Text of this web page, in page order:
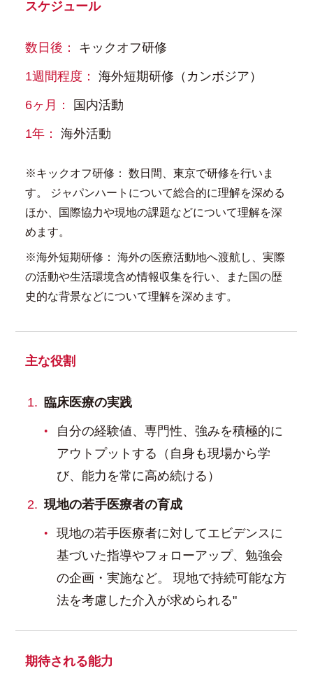
スケジュール
数日後： キックオフ研修
1週間程度： 海外短期研修（カンボジア）
6ヶ月： 国内活動
1年： 海外活動
※キックオフ研修： 数日間、東京で研修を行いま
す。 ジャパンハートについて総合的に理解を深める
ほか、国際協力や現地の課題などについて理解を深
めます。
※海外短期研修： 海外の医療活動地へ渡航し、実際
の活動や生活環境含め情報収集を行い、また国の歴
史的な背景などについて理解を深めます。
主な役割
臨床医療の実践
自分の経験値、専門性、強みを積極的に
アウトプットする（自身も現場から学
び、能力を常に高め続ける）
現地の若手医療者の育成
現地の若手医療者に対してエビデンスに
基づいた指導やフォローアップ、勉強会
の企画・実施など。 現地で持続可能な方
法を考慮した介入が求められる"
期待される能力